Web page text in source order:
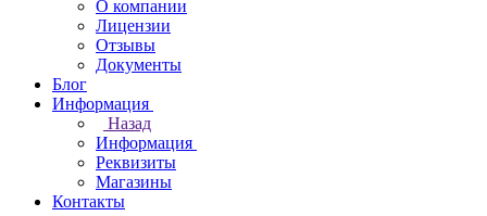
О компании
Лицензии
Отзывы
Документы
Блог
Информация
Назад
Информация
Реквизиты
Магазины
Контакты